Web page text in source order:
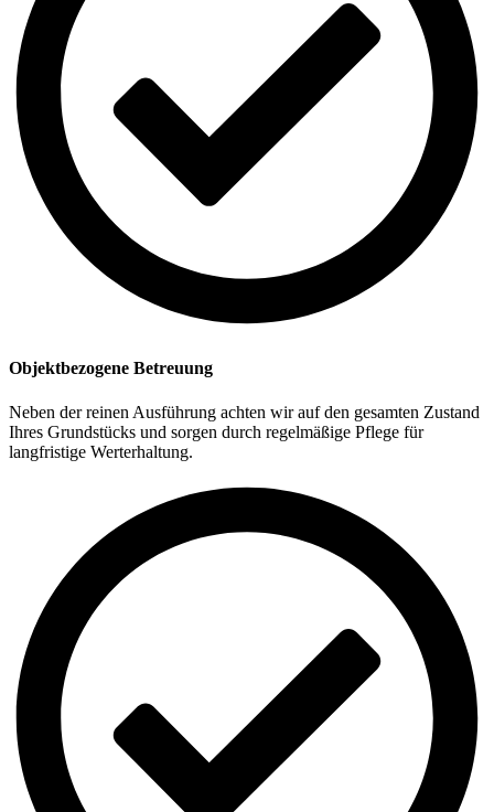
Objektbezogene Betreuung
Neben der reinen Ausführung achten wir auf den gesamten Zustand
Ihres Grundstücks und sorgen durch regelmäßige Pflege für
langfristige Werterhaltung.